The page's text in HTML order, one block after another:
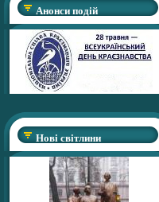
Анонси подій
Нові світлини